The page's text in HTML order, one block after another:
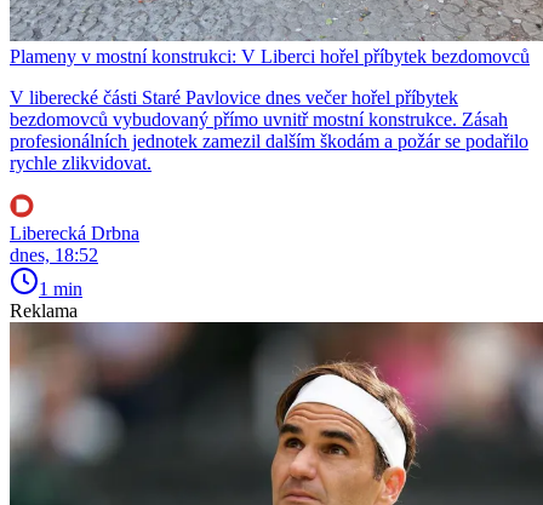
Plameny v mostní konstrukci: V Liberci hořel příbytek bezdomovců
V liberecké části Staré Pavlovice dnes večer hořel příbytek
bezdomovců vybudovaný přímo uvnitř mostní konstrukce. Zásah
profesionálních jednotek zamezil dalším škodám a požár se podařilo
rychle zlikvidovat.
Liberecká Drbna
dnes, 18:52
1 min
Reklama